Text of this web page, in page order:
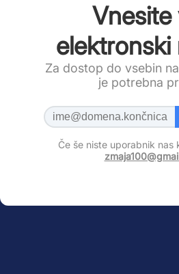
Vnesite
elektronski
Za dostop do vsebin
je potrebna
Če še niste uporabnik nas